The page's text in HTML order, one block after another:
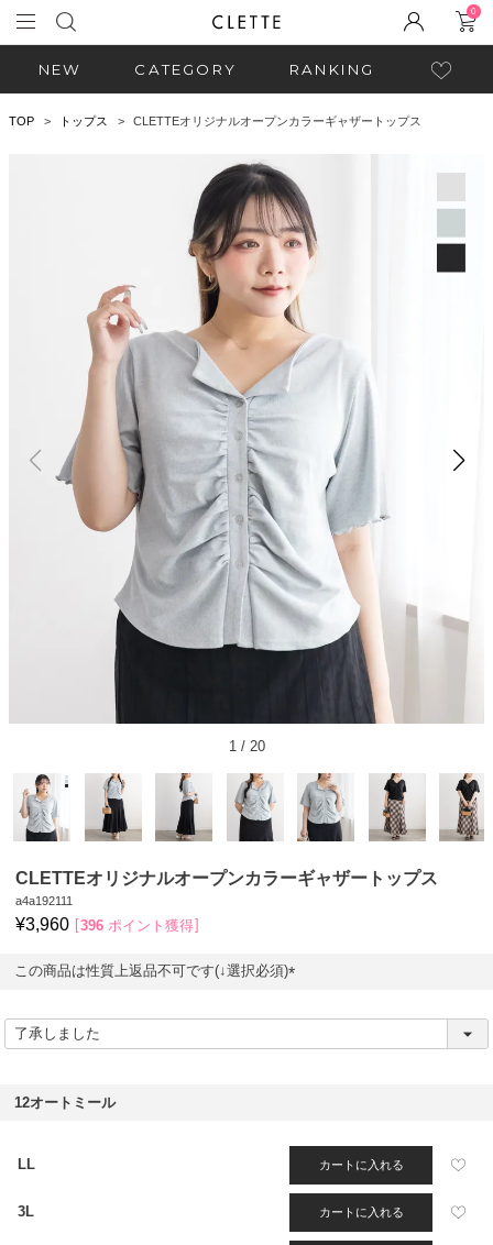
0
NEW CATEGORY RANKING
TOP トップス CLETTEオリジナルオープンカラーギャザートップス
1/ 20
CLETTEオリジナルオープンカラーギャザートップス
a4a192111
¥3,960 396 ポイント獲得
この商品は性質上返品不可です(↓選択必須)
必
12オートミール
LL カートに入れる
3L カートに入れる